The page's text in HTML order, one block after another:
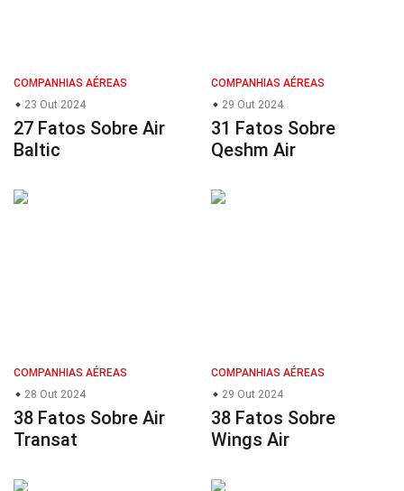
COMPANHIAS AÉREAS
23 Out 2024
27 Fatos Sobre Air
Baltic
COMPANHIAS AÉREAS
29 Out 2024
31 Fatos Sobre
Qeshm Air
COMPANHIAS AÉREAS
28 Out 2024
38 Fatos Sobre Air
Transat
COMPANHIAS AÉREAS
29 Out 2024
38 Fatos Sobre
Wings Air